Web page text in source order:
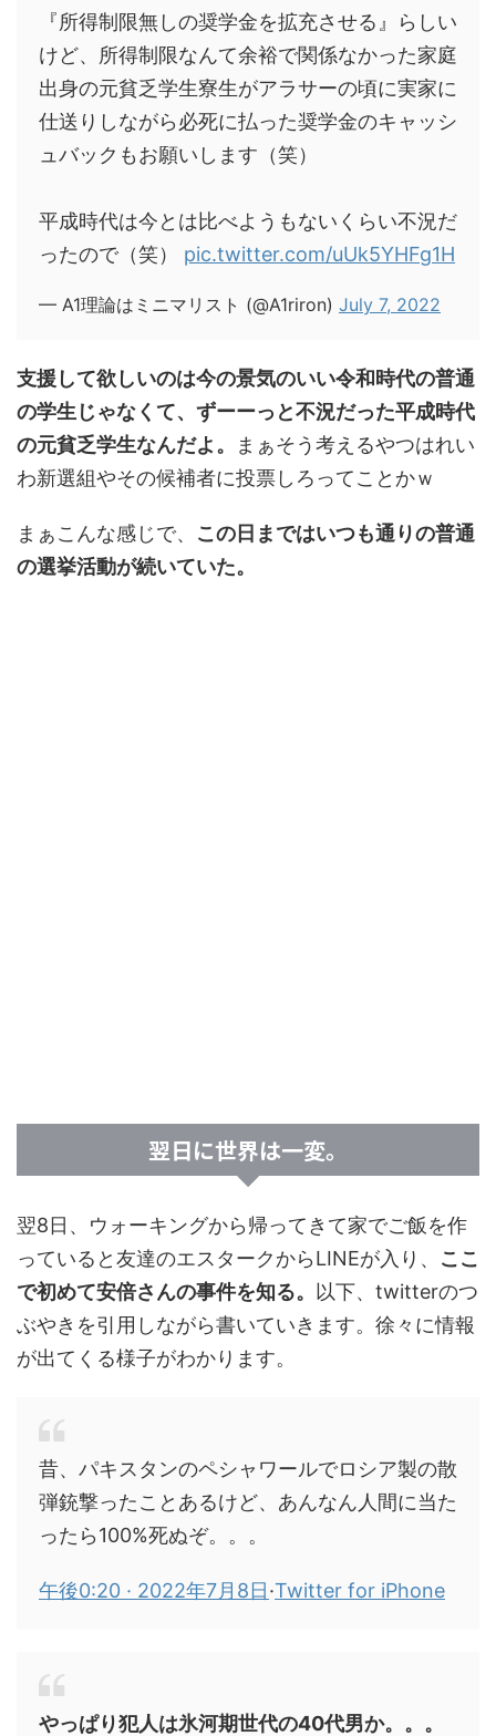
『所得制限無しの奨学金を拡充させる』らしい
けど、所得制限なんて余裕で関係なかった家庭
出身の元貧乏学生寮生がアラサーの頃に実家に
仕送りしながら必死に払った奨学金のキャッシ
ュバックもお願いします（笑）
平成時代は今とは比べようもないくらい不況だ
ったので（笑） pic.twitter.com/uUk5YHFg1H
— A1理論はミニマリスト (@A1riron) July 7, 2022
支援して欲しいのは今の景気のいい令和時代の普通
の学生じゃなくて、ずーーっと不況だった平成時代
の元貧乏学生なんだよ。
まぁそう考えるやつはれい
わ新選組やその候補者に投票しろってことかｗ
まぁこんな感じで、 この日まではいつも通りの普通
の選挙活動が続いていた。
翌日に世界は一変。
翌8日、ウォーキングから帰ってきて家でご飯を作
っていると友達のエスタークからLINEが入り、 ここ
で初めて安倍さんの事件を知る。 以下、twitterのつ
ぶやきを引用しながら書いていきます。徐々に情報
が出てくる様子がわかります。
昔、パキスタンのペシャワールでロシア製の散
弾銃撃ったことあるけど、あんなん人間に当た
ったら100%死ぬぞ。。。
午後0:20 · 2022年7月8日·Twitter for iPhone
やっぱり犯人は氷河期世代の40代男か。。。